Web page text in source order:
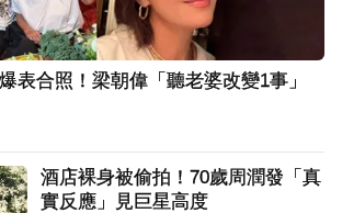
表合照！梁朝偉「聽老婆改變1事」
酒店裸身被偷拍！70歲周潤發「真
實反應」見巨星高度